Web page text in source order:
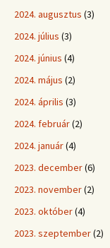
2024. augusztus (3)
2024. július (3)
2024. június (4)
2024. május (2)
2024. április (3)
2024. február(2)
2024. január(4)
2023. december(6)
2023. november(2)
2023. október(4)
2023. szeptember(2)